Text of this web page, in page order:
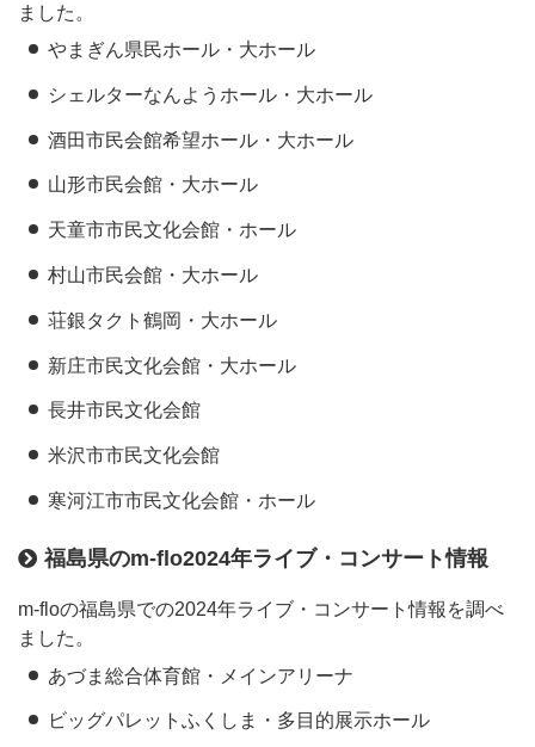
ました。
やまぎん県民ホール・大ホール
シェルターなんようホール・大ホール
酒田市民会館希望ホール・大ホール
山形市民会館・大ホール
天童市市民文化会館・ホール
村山市民会館・大ホール
荘銀タクト鶴岡・大ホール
新庄市民文化会館・大ホール
長井市民文化会館
米沢市市民文化会館
寒河江市市民文化会館・ホール
福島県のm-flo2024年ライブ・コンサート情報
m-floの福島県での2024年ライブ・コンサート情報を調べ
ました。
あづま総合体育館・メインアリーナ
ビッグパレットふくしま・多目的展示ホール